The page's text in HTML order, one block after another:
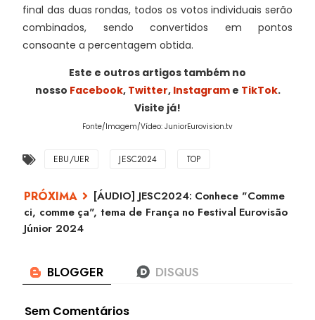
final das duas rondas, todos os votos individuais serão
combinados, sendo convertidos em pontos
consoante a percentagem obtida.
Este e outros artigos também no
nosso Facebook, Twitter, Instagrame TikTok.
Visite já!
Fonte/Imagem/Vídeo: JuniorEurovision.tv
EBU/UER JESC2024 TOP
[ÁUDIO] JESC2024: Conhece "Comme
ci, comme ça", tema de França no Festival Eurovisão
Júnior 2024
Sem Comentários